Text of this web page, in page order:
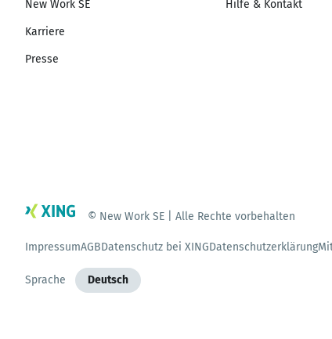
New Work SE
Karriere
Presse
Hilfe & Kontakt
© New Work SE | Alle Rechte vorbehalten
ImpressumAGBDatenschutz bei XINGDatenschutzerklärung
Sprache Deutsch